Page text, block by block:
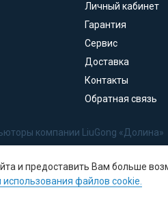
Личный кабинет
Гарантия
Сервис
Доставка
Контакты
Обратная связь
компании LiuGong «Долина»
персональных данных
данных
файлов
и предоставить Вам больше
файлов cookie.